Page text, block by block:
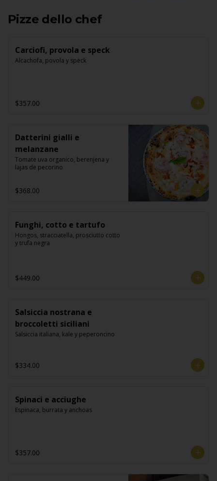
Pizze dello chef
Carciofi, provola e speck
Alcachofa, povola y speck
$357.00
Datterini gialli e
melanzane
Tomate uva organico, berenjena y
lajas de pecorino
$368.00
Funghi, cotto e tartufo
Hongos, stracciatella, prosciutto cotto
y trufa negra
$449.00
Salsiccia nostrana e
broccoletti siciliani
Salsiccia italiana, kale y peperoncino
$334.00
Spinaci e acciughe
Espinaca, burrata y anchoas
$357.00